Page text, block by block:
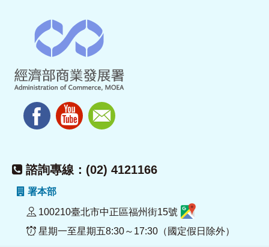
諮詢專線：(02) 4121166
署本部
100210臺北市中正區福州街15號
星期一至星期五8:30～17:30（國定假日除外）